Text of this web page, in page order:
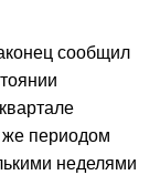
сообщил
же периодом
неделями